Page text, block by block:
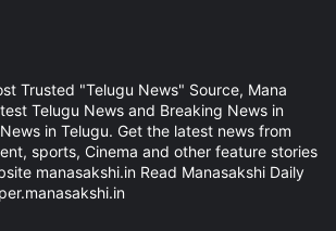
Trusted "Telugu News" Source, Mana
Telugu News and Breaking News in
in Telugu. Get the latest news from
sports, Cinema and other feature stories
manasakshi.in Read Manasakshi Daily